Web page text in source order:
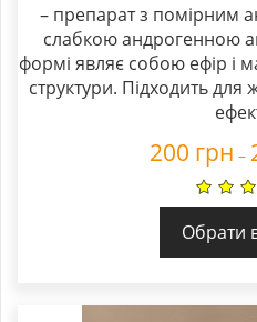
– препарат з помірним
слабкою андрогенною
формі являє собою ефір і
структури. Підходить
200 грн –
Обрати